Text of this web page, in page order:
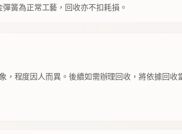
簧為正常工藝，回收亦不扣耗損。
，程度因人而異。後續如需辦理回收，將依據回收